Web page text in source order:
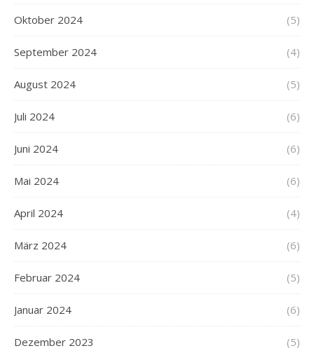
Oktober 2024 (5)
September 2024 (4)
August 2024 (5)
Juli 2024 (6)
Juni 2024 (6)
Mai 2024 (6)
April 2024 (4)
März 2024 (6)
Februar 2024 (5)
Januar 2024 (6)
Dezember 2023 (5)